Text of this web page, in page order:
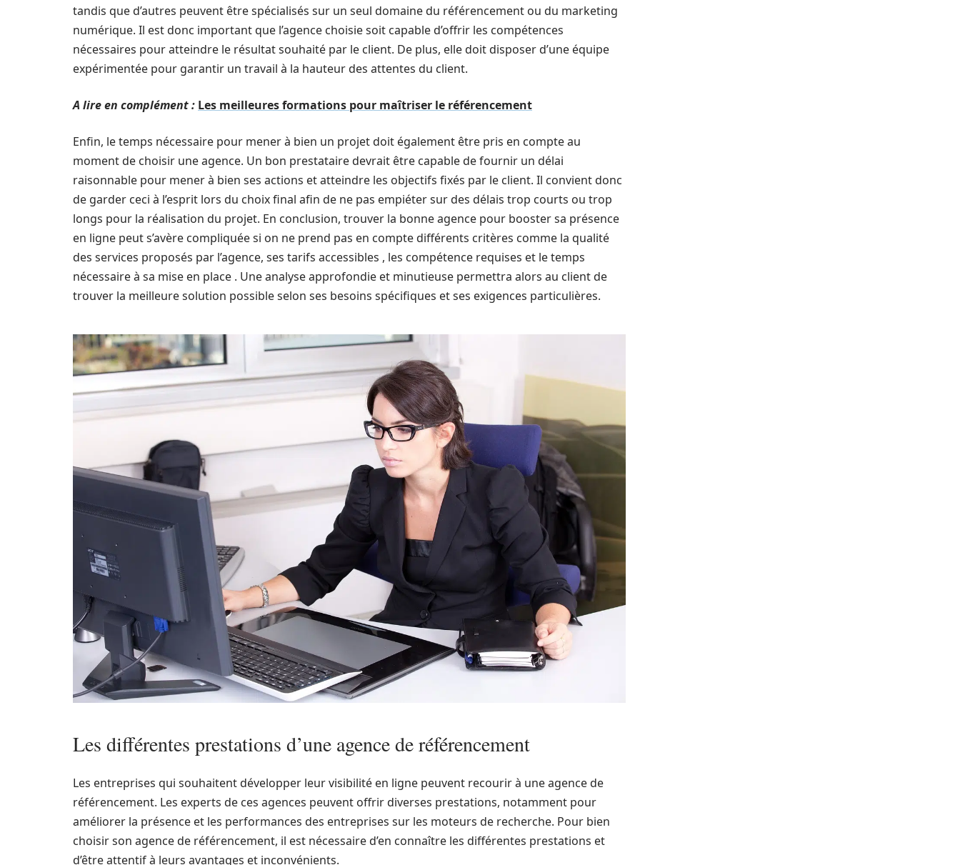
tandis que d’autres peuvent être spécialisés sur un seul domaine du référencement ou du marketing
numérique. Il est donc important que l’agence choisie soit capable d’offrir les compétences
nécessaires pour atteindre le résultat souhaité par le client. De plus, elle doit disposer d’une équipe
expérimentée pour garantir un travail à la hauteur des attentes du client.
A lire en complément : Les meilleures formations pour maîtriser le référencement
Enfin, le temps nécessaire pour mener à bien un projet doit également être pris en compte au
moment de choisir une agence. Un bon prestataire devrait être capable de fournir un délai
raisonnable pour mener à bien ses actions et atteindre les objectifs fixés par le client. Il convient donc
de garder ceci à l’esprit lors du choix final afin de ne pas empiéter sur des délais trop courts ou trop
longs pour la réalisation du projet. En conclusion, trouver la bonne agence pour booster sa présence
en ligne peut s’avère compliquée si on ne prend pas en compte différents critères comme la qualité
des services proposés par l’agence, ses tarifs accessibles , les compétence requises et le temps
nécessaire à sa mise en place . Une analyse approfondie et minutieuse permettra alors au client de
trouver la meilleure solution possible selon ses besoins spécifiques et ses exigences particulières.
Les différentes prestations d’une agence de référencement
Les entreprises qui souhaitent développer leur visibilité en ligne peuvent recourir à une agence de
référencement. Les experts de ces agences peuvent offrir diverses prestations, notamment pour
améliorer la présence et les performances des entreprises sur les moteurs de recherche. Pour bien
choisir son agence de référencement, il est nécessaire d’en connaître les différentes prestations et
d’être attentif à leurs avantages et inconvénients.